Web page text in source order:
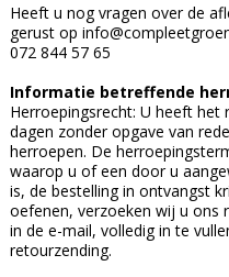
Heeft u nog vragen over de
gerust op
072 844 57 65
Informatie betreffende
Herroepingsrecht: U heeft
dagen zonder opgave van
herroepen. De
waarop u of een door u
is, de bestelling in ontvangst
oefenen, verzoeken wij u ons
in de e-mail, volledig in te
retourzending.